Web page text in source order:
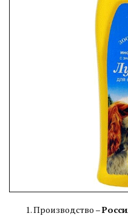
Производство –